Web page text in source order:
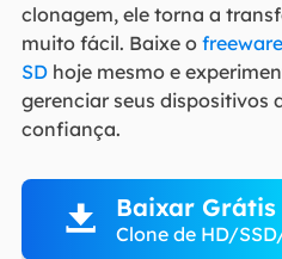
clonagem, ele torna a
muito fácil. Baixe o
SDhoje mesmo e
gerenciar seus dispositivos
confiança.

 Baixar Grátis
Clone de HD/